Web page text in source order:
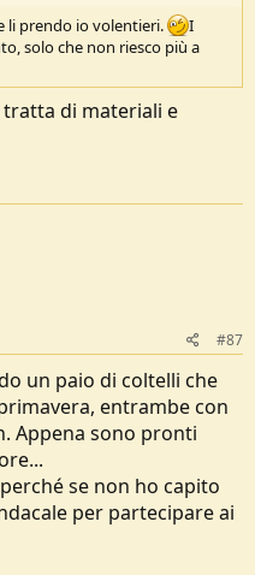
li prendo io volentieri.
I
solo che non riesco più a
tratta di materiali e
#87
un paio di coltelli che
entrambe con
Appena sono pronti
se non ho capito
per partecipare ai